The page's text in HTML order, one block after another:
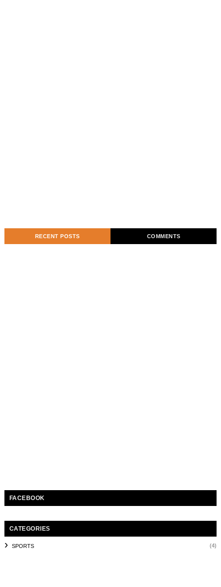
RECENT POSTS COMMENTS
FACEBOOK
CATEGORIES
SPORTS (4)